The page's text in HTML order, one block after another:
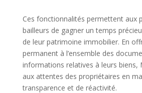
Ces fonctionnalités permettent aux
bailleurs de gagner un temps
de leur patrimoine immobilier. En
permanent à l’ensemble des
informations relatives à leurs biens,
aux attentes des propriétaires en
transparence et de réactivité.